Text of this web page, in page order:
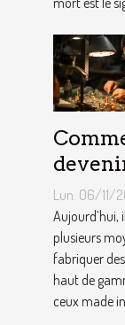
Lun. 06/11/
Aujourd’hui,
plusieurs
fabriquer
haut de
ceux made